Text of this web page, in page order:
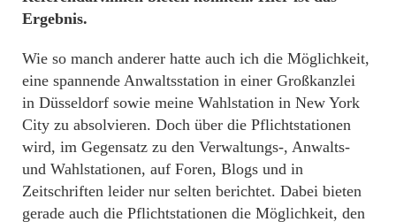
Ergebnis.
Wie so manch anderer hatte auch ich die Möglichkeit,
eine spannende Anwaltsstation in einer Großkanzlei
in Düsseldorf sowie meine Wahlstation in New York
City zu absolvieren. Doch über die Pflichtstationen
wird, im Gegensatz zu den Verwaltungs-, Anwalts-
und Wahlstationen, auf Foren, Blogs und in
Zeitschriften leider nur selten berichtet. Dabei bieten
gerade auch die Pflichtstationen die Möglichkeit, den